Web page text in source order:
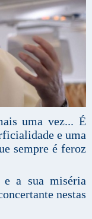
uma vez... É
e uma
sempre é feroz
e a sua miséria
nestas